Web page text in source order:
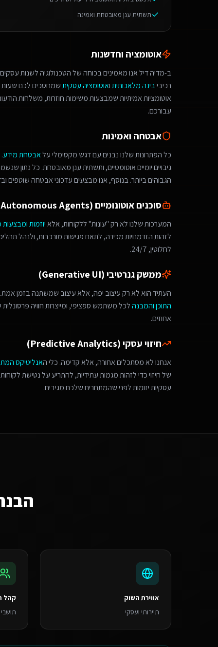
תשתית ענן מאובטחת ואמינה
אוטומציה וחדשנות
ב-מדיה דיל אנו מאמינים בכוחה של הטכנולוגיה לשנות
רכיביבינה מלאכותיתואוטומציה עסקיתשמחסכים לכם שעות
אוטומציות אמיתיות שמבצעות משימות חוזרות, משלחות
עבורכם.
אבטחה ואמינות
כל הפתרונות שלנו נבנים עם דגש מקסימלי עלאבטחת מידע
גיבויים יומיים אוטומטיים, ותשתית ענן מאובטחת. כל נתון
הגבוהים ביותר. בנוסף, אנו מבצעים עדכוני אבטחה שוטפים
סוכנים אוטונומיים (Autonomous Agents)
המערכות שלנו לא רק "עונות" ללקוחות, אלאיוזמות
לחלוטין, 24/7.
ממשק גנרטיבי (Generative UI)
העתיד הוא לא רק עיצוב יפה, אלא עיצוב שמשתנה בזמן אמת.
התוכן והמבנהלכל משתמש ספציפי, ומייצרות חוויה
אחוזים.
חיזוי עסקי (Predictive Analytics)
אנחנו לא מסתכלים אחורה, אלא קדימה. כלי האנליטיקס
של חיזוי כדי לזהות מגמות עתידיות, להתריע על נטישת
עסקיות יזומות לפני שהמתחרים שלכם מגיבים.
אווירת השוק
תיירותי ועסקי
קהל